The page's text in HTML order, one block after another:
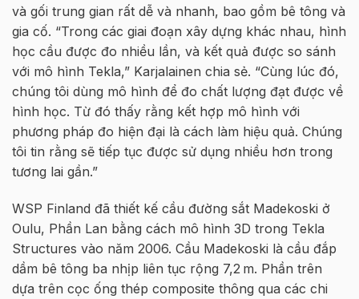
và gối trung gian rất dễ và nhanh, bao gồm bê tông và
gia cố. “Trong các giai đoạn xây dựng khác nhau, hình
học cầu được đo nhiều lần, và kết quả được so sánh
với mô hình Tekla,” Karjalainen chia sẻ. “Cùng lúc đó,
chúng tôi dùng mô hình để đo chất lượng đạt được về
hình học. Từ đó thấy rằng kết hợp mô hình với
phương pháp đo hiện đại là cách làm hiệu quả. Chúng
tôi tin rằng sẽ tiếp tục được sử dụng nhiều hơn trong
tương lai gần.”
WSP Finland đã thiết kế cầu đường sắt Madekoski ở
Oulu, Phần Lan bằng cách mô hình 3D trong Tekla
Structures vào năm 2006. Cầu Madekoski là cầu đắp
dầm bê tông ba nhịp liên tục rộng 7,2 m. Phần trên
dựa trên cọc ống thép composite thông qua các chi